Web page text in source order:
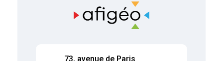
73, avenue de Paris